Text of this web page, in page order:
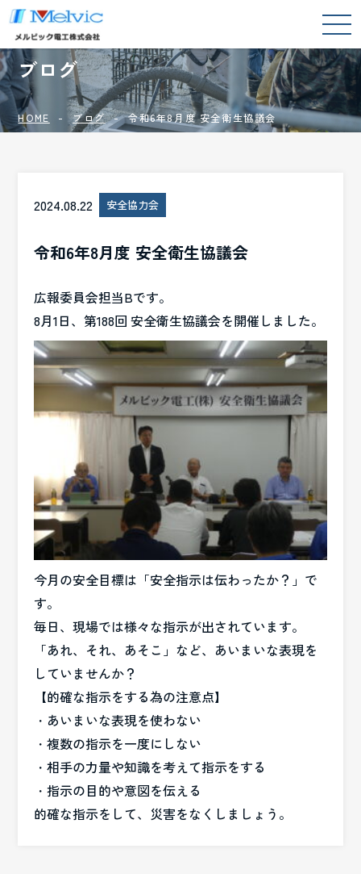
BLOG
ブログ
HOME ブログ 令和6年8月度 安全衛生協議会
2024.08.22 安全協力会
令和6年8月度 安全衛生協議会
広報委員会担当Bです。
8月1日、第188回 安全衛生協議会を開催しました。
今月の安全目標は「安全指示は伝わったか？」で
す。
毎日、現場では様々な指示が出されています。
「あれ、それ、あそこ」など、あいまいな表現を
していませんか？
【的確な指示をする為の注意点】
・あいまいな表現を使わない
・複数の指示を一度にしない
・相手の力量や知識を考えて指示をする
・指示の目的や意図を伝える
的確な指示をして、災害をなくしましょう。